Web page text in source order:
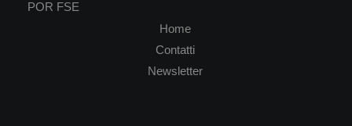
POR FSE
Home
Contatti
Newsletter